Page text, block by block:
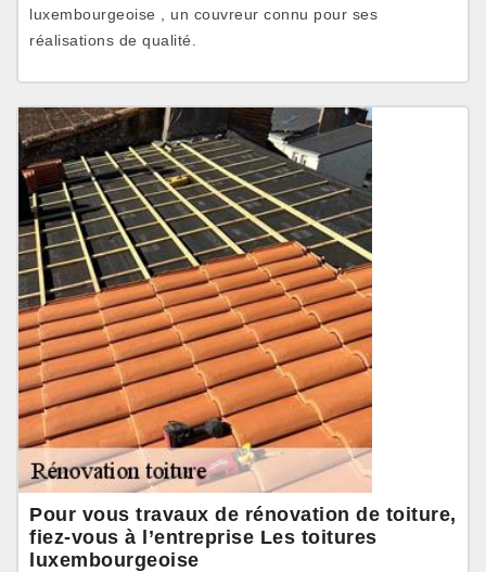
luxembourgeoise , un couvreur connu pour ses
réalisations de qualité.
Pour vous travaux de rénovation de toiture,
fiez-vous à l’entreprise Les toitures
luxembourgeoise